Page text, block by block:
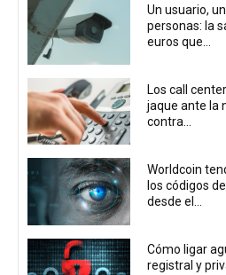
Un usuario,
personas: la
euros que...
Los call
jaque ante la
contra...
Worldcoin
los códigos
desde el...
Cómo ligar
registral y